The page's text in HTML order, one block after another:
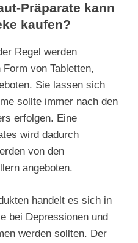
Präparate kann
kaufen?
Regel werden
von Tabletten,
Sie lassen sich
sollte immer nach den
erfolgen. Eine
wird dadurch
von den
angeboten.
handelt es sich in
bei Depressionen und
werden sollten. Der